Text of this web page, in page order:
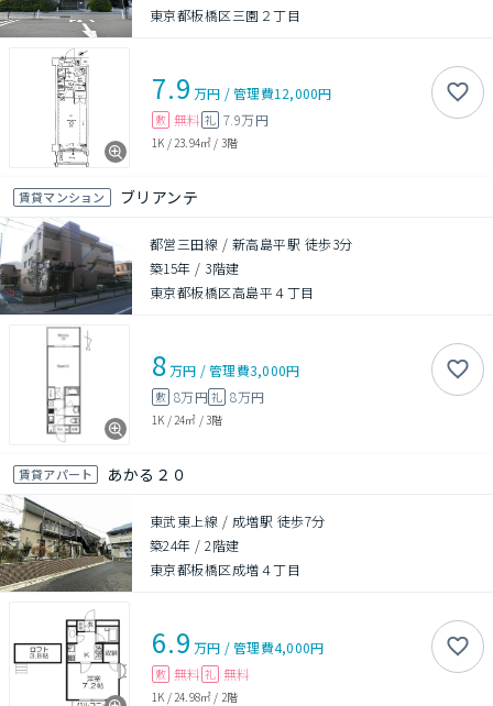
東京都板橋区三園２丁目
7.9 万円 /管理費12,000円
敷 無料 礼 7.9万円
1K / 23.94㎡ / 3階
賃貸マンション ブリアンテ
都営三田線 / 新高島平駅 徒歩3分
築15年 / 3階建
東京都板橋区高島平４丁目
8万円 /管理費3,000円
敷 8万円礼 8万円
1K / 24㎡ /3階
賃貸アパート あかる２０
東武東上線 / 成増駅 徒歩7分
築24年 /2階建
東京都板橋区成増４丁目
6.9 万円 /管理費4,000円
敷 無料 礼 無料
1K / 24.98㎡ / 2階